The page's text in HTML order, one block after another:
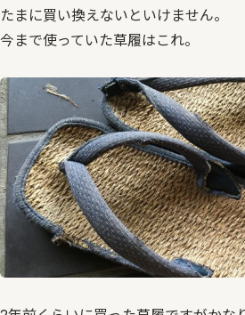
たまに買い換えないといけません。
今まで使っていた草履はこれ。